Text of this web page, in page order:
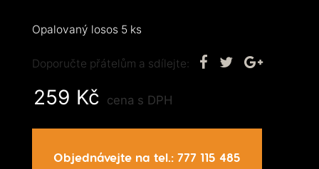
Opalovaný losos 5 ks
Doporučte přátelům a sdílejte:
259 Kč cena s DPH
Objednávejte na tel.: 777 115 485